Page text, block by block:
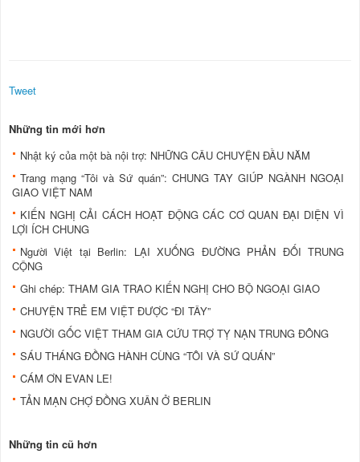
Tweet
Những tin mới hơn
Nhật ký của một bà nội trợ: NHỮNG CÂU CHUYỆN ĐẦU NĂM
Trang mạng “Tôi và Sứ quán”: CHUNG TAY GIÚP NGÀNH NGOẠI
GIAO VIỆT NAM
KIẾN NGHỊ CẢI CÁCH HOẠT ĐỘNG CÁC CƠ QUAN ĐẠI DIỆN VÌ
LỢI ÍCH CHUNG
Người Việt tại Berlin: LẠI XUỐNG ĐƯỜNG PHẢN ĐỐI TRUNG
CỘNG
Ghi chép: THAM GIA TRAO KIẾN NGHỊ CHO BỘ NGOẠI GIAO
CHUYỆN TRẺ EM VIỆT ĐƯỢC “ĐI TÂY”
NGƯỜI GỐC VIỆT THAM GIA CỨU TRỢ TỴ NẠN TRUNG ĐÔNG
SÁU THÁNG ĐỒNG HÀNH CÙNG “TÔI VÀ SỨ QUÁN”
CÁM ƠN EVAN LE!
TẢN MẠN CHỢ ĐỒNG XUÂN Ở BERLIN
Những tin cũ hơn